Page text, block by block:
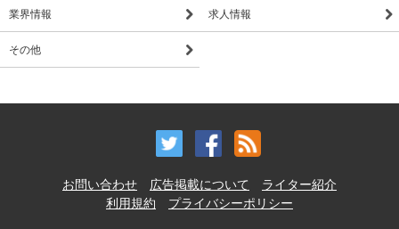
業界情報 求人情報
その他
お問い合わせ 広告掲載について
ライター紹介
利用規約
プライバシーポリシー